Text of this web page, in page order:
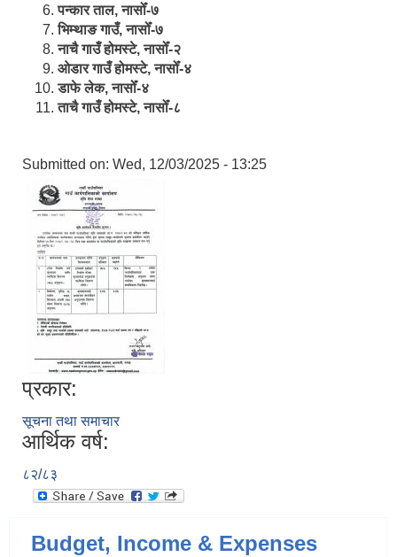
पन्कार ताल, नासोँ-७
भिम्थाङ गाउँ, नासोँ-७
नाचै गाउँ होमस्टे, नासोँ-२
ओ‍‍‌डार गाउँ होमस्टे, नासोँ-४
डाफे लेक, नासोँ-४
ताचै गाउँ होमस्टे, नासोँ-८
Submitted on: Wed, 12/03/2025 - 13:25
प्रकार:
सूचना तथा समाचार
आर्थिक वर्ष:
८२/८३
Budget, Income & Expenses